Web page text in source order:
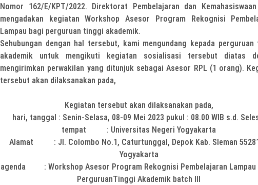
Nomor 162/E/KPT/2022. Direktorat Pembelajaran dan
mengadakan kegiatan Workshop Asesor Program Rekognisi
Lampau bagi perguruan tinggi akademik.
Sehubungan dengan hal tersebut, kami mengundang kepada perguruan
akademik untuk mengikuti kegiatan sosialisasi tersebut diatas
mengirimkan perwakilan yang ditunjuk sebagai Asesor RPL (1 orang).
tersebut akan dilaksanakan pada,
Kegiatan tersebut akan dilaksanakan pada,
hari, tanggal : Senin-Selasa, 08-09 Mei 2023 pukul : 08.00 WIB s.d.
tempat : Universitas Negeri Yogyakarta
Alamat : Jl. Colombo No.1, Caturtunggal, Depok Kab. Sleman
Yogyakarta
agenda : Workshop Asesor Program Rekognisi Pembelajaran Lampau
PerguruanTinggi Akademik batch III